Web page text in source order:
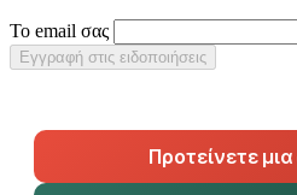
Το email σας
Εγγραφή στις ειδοποιήσεις
Προτείνετε